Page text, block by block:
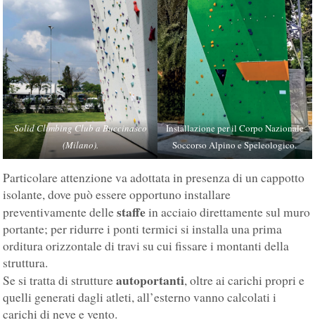
Solid Climbing Club a Buccinasco
(Milano).
Installazione per il Corpo Nazionale
Soccorso Alpino e Speleologico.
Particolare attenzione va adottata in presenza di un cappotto
isolante, dove può essere opportuno installare
preventivamente dellestaffein acciaio direttamente sul muro
portante; per ridurre i ponti termici si installa una prima
orditura orizzontale di travi su cui fissare i montanti della
struttura.
Se si tratta di struttureautoportanti, oltre ai carichi propri e
quelli generati dagli atleti, all’esterno vanno calcolati i
carichi di neve e vento.